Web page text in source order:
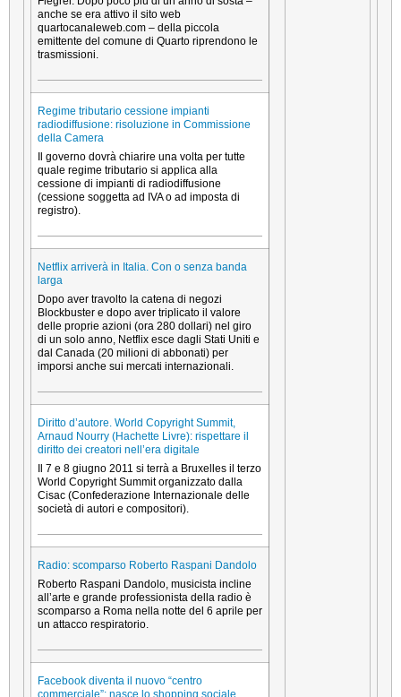
anche se era attivo il sito web
quartocanaleweb.com – della piccola
emittente del comune di Quarto riprendono le
trasmissioni.
Regime tributario cessione impianti
radiodiffusione: risoluzione in Commissione
della Camera
Il governo dovrà chiarire una volta per tutte
quale regime tributario si applica alla
cessione di impianti di radiodiffusione
(cessione soggetta ad IVA o ad imposta di
registro).
Netflix arriverà in Italia. Con o senza banda
larga
Dopo aver travolto la catena di negozi
Blockbuster e dopo aver triplicato il valore
delle proprie azioni (ora 280 dollari) nel giro
di un solo anno, Netflix esce dagli Stati Uniti e
dal Canada (20 milioni di abbonati) per
imporsi anche sui mercati internazionali.
Diritto d’autore. World Copyright Summit,
Arnaud Nourry (Hachette Livre): rispettare il
diritto dei creatori nell’era digitale
Il 7 e 8 giugno 2011 si terrà a Bruxelles il terzo
World Copyright Summit organizzato dalla
Cisac (Confederazione Internazionale delle
società di autori e compositori).
Radio: scomparso Roberto Raspani Dandolo
Roberto Raspani Dandolo, musicista incline
all’arte e grande professionista della radio è
scomparso a Roma nella notte del 6 aprile per
un attacco respiratorio.
Facebook diventa il nuovo “centro
commerciale”: nasce lo shopping sociale